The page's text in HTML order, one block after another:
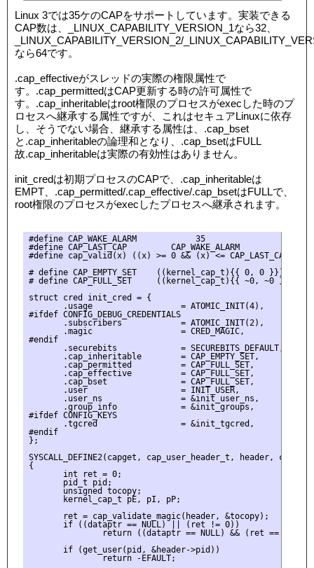
Linux 3では35ケのCAPをサポートしています。実装できる
CAP数は、_LINUX_CAPABILITY_VERSION_1なら32、
_LINUX_CAPABILITY_VERSION_2/
なら64です。
.cap_effectiveがスレッドの実際の権限属性で
す。.cap_permittedはCAP更新する時の許可属性で
す。.cap_inheritableはroot権限のプロセスがexecした時のプ
ロセスへ継承する属性ですが、これはセキュアLinuxに依存
し、そうでない場合、継承する属性は、.cap_bset
と.cap_inheritableの論理和となり、.cap_bsetはFULL
故.cap_inheritableは実際の有効性はありません。
init_credは初期プロセスのCAPで、.cap_inheritableは
EMPT、.cap_permitted/.cap_effective/.cap_bsetはFULLで、
root権限のプロセスがexecしたプロセスへ継承されます。
#define CAP_WAKE_ALARM            35
#define CAP_LAST_CAP         CAP_WAKE_ALARM
#define cap_valid(x) ((x) >= 0 && (x) <= CAP_LAST_CAP)
# define CAP_EMPTY_SET    ((kernel_cap_t){{ 0, 0 }})
# define CAP_FULL_SET     ((kernel_cap_t){{ ~0, ~0 }})
struct cred init_cred = {
       .usage                  = ATOMIC_INIT(4),
#ifdef CONFIG_DEBUG_CREDENTIALS
       .subscribers            = ATOMIC_INIT(2),
       .magic                  = CRED_MAGIC,
#endif
       .securebits             = SECUREBITS_DEFAULT,
       .cap_inheritable        = CAP_EMPTY_SET,
       .cap_permitted          = CAP_FULL_SET,
       .cap_effective          = CAP_FULL_SET,
       .cap_bset               = CAP_FULL_SET,
       .user                   = INIT_USER,
       .user_ns                = &init_user_ns,
       .group_info             = &init_groups,
#ifdef CONFIG_KEYS
       .tgcred                 = &init_tgcred,
#endif
};
SYSCALL_DEFINE2(capget, cap_user_header_t, header,
{
       int ret = 0;
       pid_t pid;
       unsigned tocopy;
       kernel_cap_t pE, pI, pP;
       ret = cap_validate_magic(header, &tocopy);
       if ((dataptr == NULL) || (ret != 0))
return ((dataptr == NULL) && (ret == -
       if (get_user(pid, &header->pid))
               return -EFAULT;